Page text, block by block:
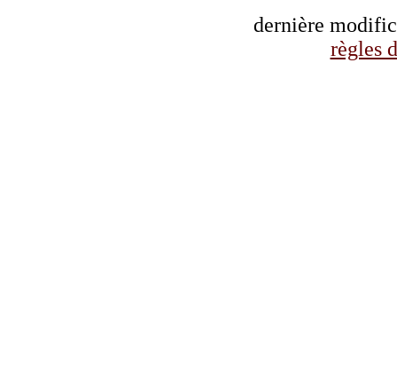
dernière
règles